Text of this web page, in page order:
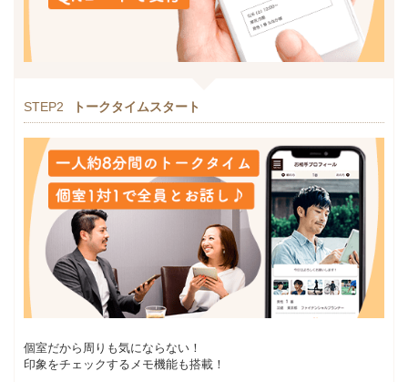
STEP2 トークタイムスタート
個室だから周りも気にならない！
印象をチェックするメモ機能も搭載！